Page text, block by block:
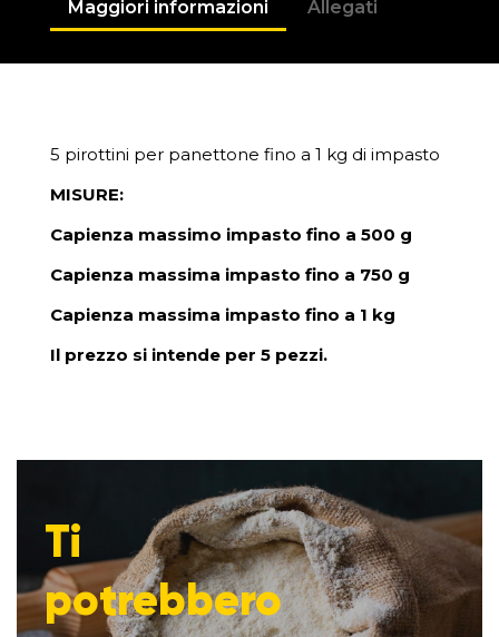
Maggiori informazioni Allegati
5 pirottini per panettone fino a 1 kg di impasto
MISURE:
Capienza massimo impasto fino a 500 g
Capienza massima impasto fino a 750 g
Capienza massima impasto fino a 1 kg
Il prezzo si intende per 5 pezzi.
Ti
potrebbero